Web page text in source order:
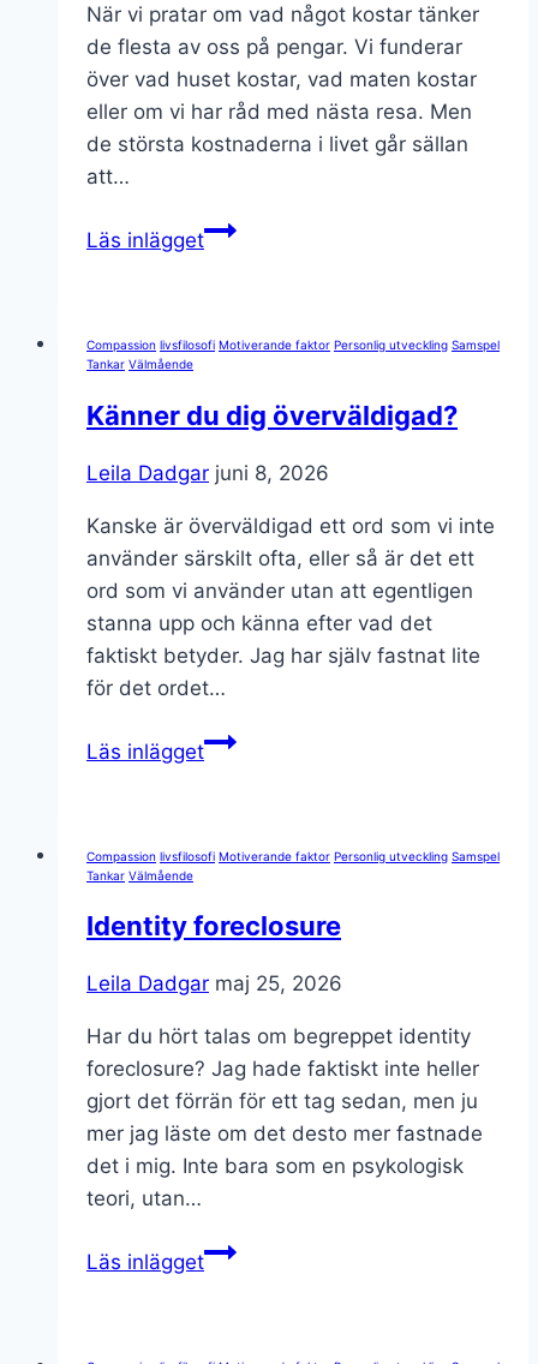
rädda
andra
När vi pratar om vad något kostar tänker
de flesta av oss på pengar. Vi funderar
över vad huset kostar, vad maten kostar
eller om vi har råd med nästa resa. Men
de största kostnaderna i livet går sällan
att…
Läs inläggetVad
du
för
inte
kostar
pengar?
Compassion livsfilosofi Motiverande faktor Personlig utveckling Samspel
Tankar Välmående
Känner du dig överväldigad?
Leila Dadgar juni 8, 2026
Kanske är överväldigad ett ord som vi inte
använder särskilt ofta, eller så är det ett
ord som vi använder utan att egentligen
stanna upp och känna efter vad det
faktiskt betyder. Jag har själv fastnat lite
för det ordet…
Läs inläggetKänner
Compassion livsfilosofi Motiverande faktor Personlig utveckling Samspel
Tankar Välmående
Identity foreclosure
Leila Dadgar maj 25, 2026
Har du hört talas om begreppet identity
foreclosure? Jag hade faktiskt inte heller
gjort det förrän för ett tag sedan, men ju
mer jag läste om det desto mer fastnade
det i mig. Inte bara som en psykologisk
teori, utan…
Läs inläggetIdentity